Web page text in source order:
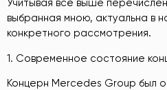
Учитывая всё выше
выбранная мною, актуальна в
конкретного рассмотрения.
1. Современное состояние
Концерн Mercedes Group был